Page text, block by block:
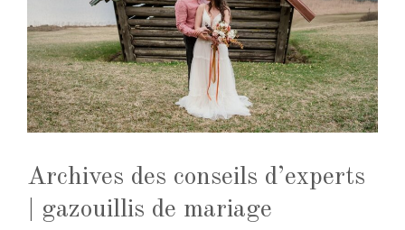
Archives des conseils d’experts
| gazouillis de mariage